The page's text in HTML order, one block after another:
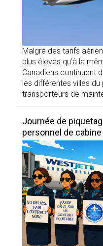
Malgré des tarifs
plus élevés qu’à la
Canadiens continuent
les différentes villes
transporteurs de
Journée de
personnel de